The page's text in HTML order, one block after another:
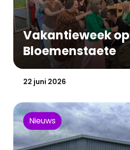
Vakantieweek op
Bloemenstaete
Gepubliceerd op:
22 juni 2026
Nieuws